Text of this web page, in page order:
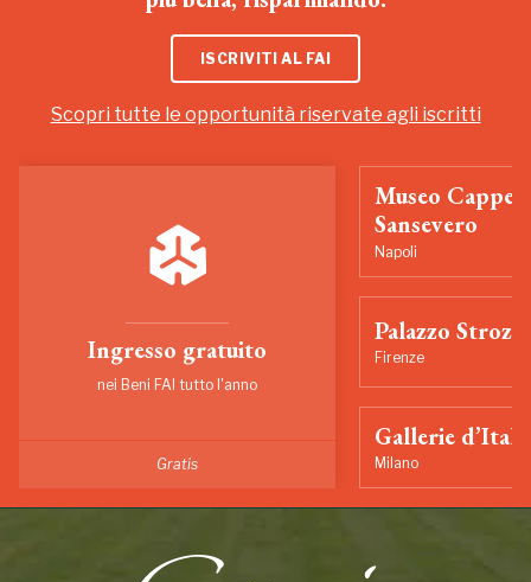
ISCRIVITI AL FAI
Scopri tutte le opportunità riservate agli iscritti
Ingresso gratuito
nei Beni FAI tutto l'anno
Gratis
Museo
Sansevero
Napoli
Palazzo Strozzi
Firenze
Gallerie
Milano